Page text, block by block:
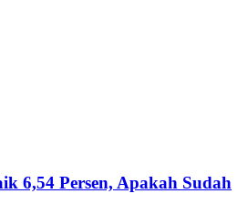
6,54 Persen, Apakah Sudah